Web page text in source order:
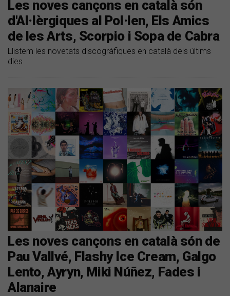
Les noves cançons en català són
d'Al·lèrgiques al Pol·len, Els Amics
de les Arts, Scorpio i Sopa de Cabra
Llistem les novetats discogràfiques en català dels últims
dies
Les noves cançons en català són de
Pau Vallvé, Flashy Ice Cream, Galgo
Lento, Ayryn, Miki Núñez, Fades i
Alanaire